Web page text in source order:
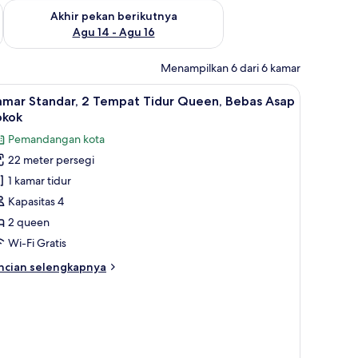
Agu 7 - Agu 9
Akhir pekan berikutnya
Agu 14 - Agu 16
Periksa ketersediaan untuk akhir pekan berikutnya Agu 14 -
Menampilkan 6 dari 6 kamar
2
Standar, 2 Tempat Tidur Queen, Bebas Asap
Pemandangan kota
22 meter persegi
1 kamar tidur
Kapasitas 4
2 queen
Wi-Fi Gratis
selengkapnya